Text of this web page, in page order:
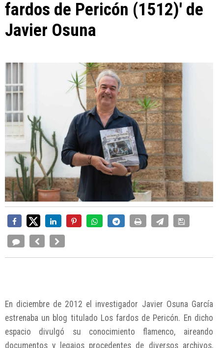
fardos de Pericón (1512)' de
Javier Osuna
En diciembre de 2012 el investigador Javier Osuna García
estrenaba un blog titulado Los fardos de Pericón. En dicho
espacio divulgó su conocimiento flamenco, aireando
documentos y legajos procedentes de diversos archivos,